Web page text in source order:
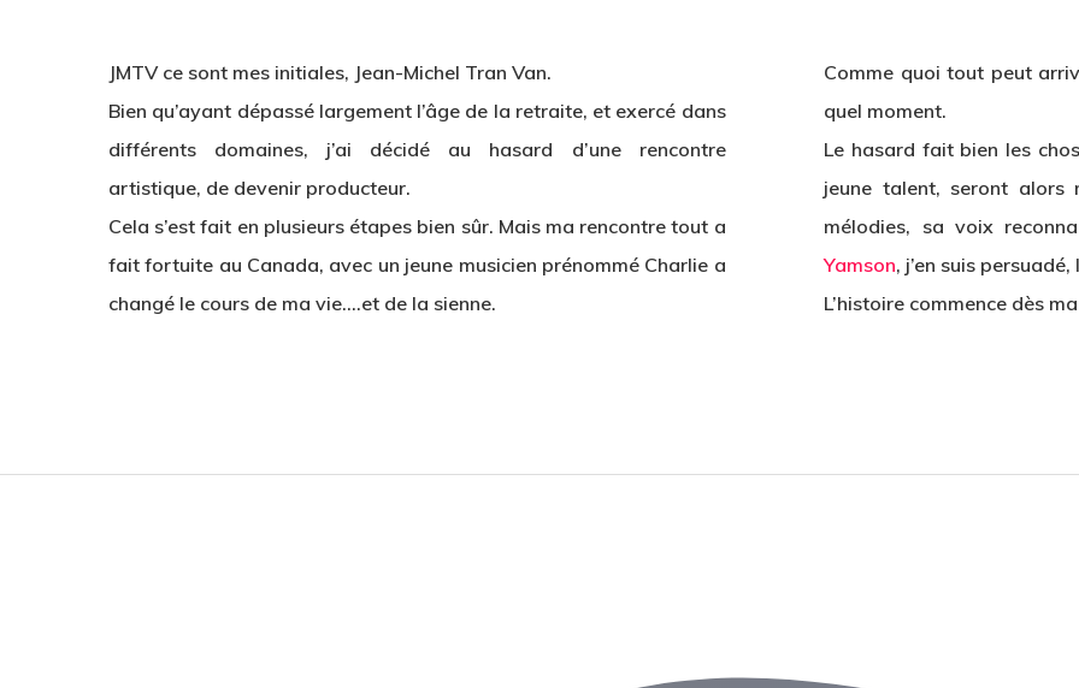
JMTV ce sont mes initiales, Jean-Michel Tran Van.
Bien qu’ayant dépassé largement l’âge de la retraite, et exercé dans
différents domaines, j’ai décidé au hasard d’une rencontre
artistique, de devenir producteur.
Cela s’est fait en plusieurs étapes bien sûr. Mais ma rencontre tout a
fait fortuite au Canada, avec un jeune musicien prénommé Charlie a
changé le cours de ma vie….et de la sienne.
Comme quoi tout peut
quel moment.
Le hasard fait bien les
jeune talent, seront alors
mélodies, sa voix
Yamson, j’en suis
L’histoire commence dès